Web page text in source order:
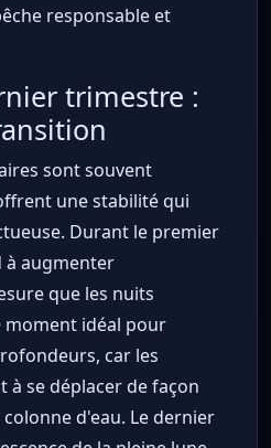
responsable et
trimestre :
sont souvent
une stabilité qui
Durant le premier
à augmenter
que les nuits
moment idéal pour
car les
à se déplacer de façon
d'eau. Le dernier